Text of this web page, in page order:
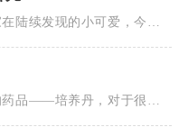
陆续发现的小可爱，今天
药品——培养丹，对于很多